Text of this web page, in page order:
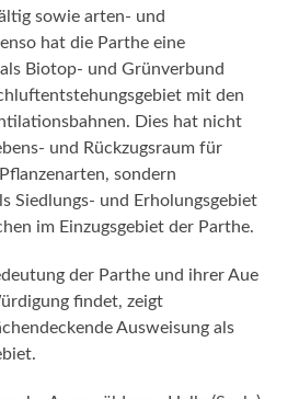
sowie arten- und
hat die Parthe eine
Biotop- und Grünverbund
mit den
Dies hat nicht
und Rückzugsraum für
sondern
Siedlungs- und Erholungsgebiet
im Einzugsgebiet der Parthe.
der Parthe und ihrer Aue
findet, zeigt
Ausweisung als